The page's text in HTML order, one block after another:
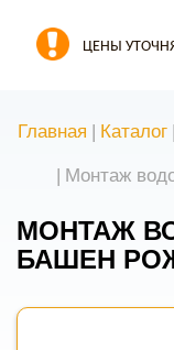
ЦЕНЫ
Главная | Каталог |
| Монтаж
МОНТАЖ
БАШЕН